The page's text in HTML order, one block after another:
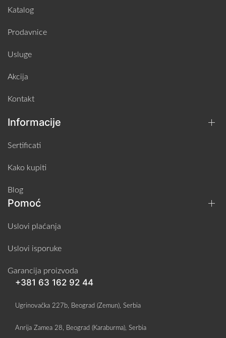
Katalog
Prodavnice
Usluge
Akcija
Kontakt
Informacije
Sertificati
Kako kupiti
Blog
Pomoć
Uslovi plaćanja
Uslovi isporuke
Garancija proizvoda
+381 63 162 92 44
Ugrinovačka 227b, Beograd (Zemun), Serbia
Anrija Zamea 28, Beograd (Karaburma), Serbia